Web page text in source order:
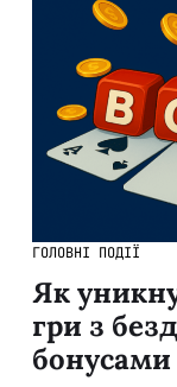
ГОЛОВНІ ПОДІЇ
Як
гри з
бонусами